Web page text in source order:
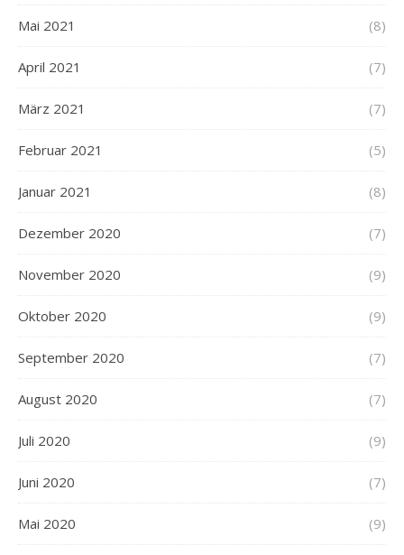
Mai 2021 (8)
April 2021 (7)
März 2021 (7)
Februar 2021 (5)
Januar 2021 (8)
Dezember 2020 (7)
November 2020 (9)
Oktober 2020 (9)
September 2020 (7)
August 2020 (7)
Juli 2020 (9)
Juni 2020 (7)
Mai 2020 (9)